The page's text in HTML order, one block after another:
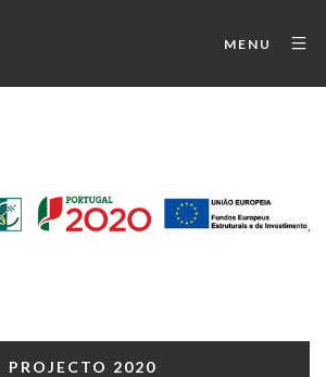
MENU
PROJECTO 2020